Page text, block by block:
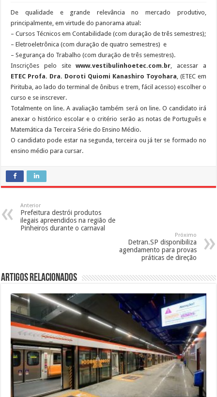
De qualidade e grande relevância no mercado produtivo,
principalmente, em virtude do panorama atual:
– Cursos Técnicos em Contabilidade (com duração de três semestres);
– Eletroeletrônica (com duração de quatro semestres) e
– Segurança do Trabalho (com duração de três semestres).
Inscrições pelo sitewww.vestibulinhoetec.com.br , acessar a
ETEC Profa. Dra. Doroti Quiomi Kanashiro Toyohara , (ETEC em
Pirituba, ao lado do terminal de ônibus e trem, fácil acesso) escolher o
curso e se inscrever.
Totalmente on line. A avaliação também será on line. O candidato irá
anexar o histórico escolar e o critério serão as notas de Português e
Matemática da Terceira Série do Ensino Médio.
O candidato pode estar na segunda, terceira ou já ter se formado no
ensino médio para cursar.
Anterior
Prefeitura destrói produtos
ilegais apreendidos na região de
Pinheiros durante o carnaval
Próximo
Detran.SP disponibiliza
agendamento para provas
práticas de direção
Artigos Relacionados